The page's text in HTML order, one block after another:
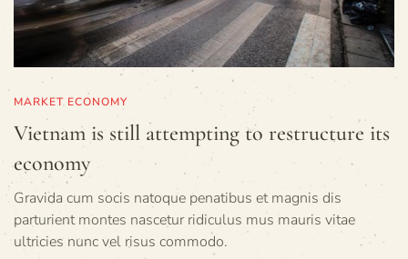
MARKET ECONOMY
Vietnam is still attempting to restructure its
economy
Gravida cum socis natoque penatibus et magnis dis
parturient montes nascetur ridiculus mus mauris vitae
ultricies nunc vel risus commodo.